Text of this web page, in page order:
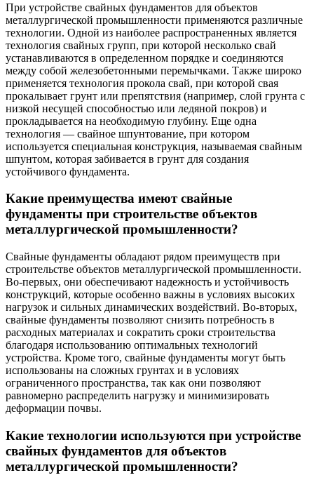
При устройстве свайных фундаментов для объектов
металлургической промышленности применяются различные
технологии. Одной из наиболее распространенных является
технология свайных групп, при которой несколько свай
устанавливаются в определенном порядке и соединяются
между собой железобетонными перемычками. Также широко
применяется технология прокола свай, при которой свая
прокалывает грунт или препятствия (например, слой грунта с
низкой несущей способностью или ледяной покров) и
прокладывается на необходимую глубину. Еще одна
технология — свайное шпунтование, при котором
используется специальная конструкция, называемая свайным
шпунтом, которая забивается в грунт для создания
устойчивого фундамента.
Какие преимущества имеют свайные
фундаменты при строительстве объектов
металлургической промышленности?
Свайные фундаменты обладают рядом преимуществ при
строительстве объектов металлургической промышленности.
Во-первых, они обеспечивают надежность и устойчивость
конструкций, которые особенно важны в условиях высоких
нагрузок и сильных динамических воздействий. Во-вторых,
свайные фундаменты позволяют снизить потребность в
расходных материалах и сократить сроки строительства
благодаря использованию оптимальных технологий
устройства. Кроме того, свайные фундаменты могут быть
использованы на сложных грунтах и в условиях
ограниченного пространства, так как они позволяют
равномерно распределить нагрузку и минимизировать
деформации почвы.
Какие технологии используются при устройстве
свайных фундаментов для объектов
металлургической промышленности?